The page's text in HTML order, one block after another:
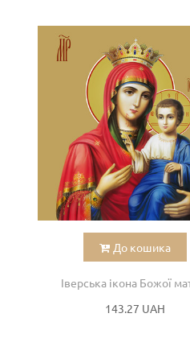
До кошика
Іверська ікона Божої
143.27 UAH